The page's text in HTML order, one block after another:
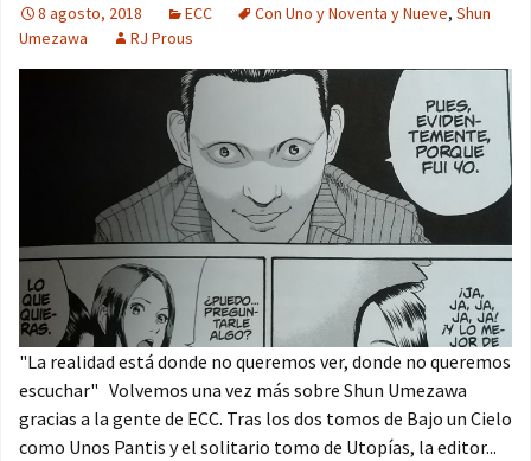
8 agosto, 2018 ECC Con Uno y Noventa y Nueve, Shun
Umezawa
RJ Prous
"La realidad está donde no queremos ver, donde no queremos
escuchar" Volvemos una vez más sobre Shun Umezawa
gracias a la gente de ECC. Tras los dos tomos de Bajo un Cielo
como Unos Pantis y el solitario tomo de Utopías, la editor...